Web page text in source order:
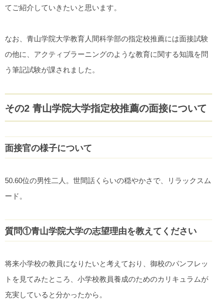
てご紹介していきたいと思います。
なお、青山学院大学教育人間科学部の指定校推薦には面接試験
の他に、アクティブラーニングのような教育に関する知識を問
う筆記試験が課されました。
その2 青山学院大学指定校推薦の面接について
面接官の様子について
50.60位の男性二人。世間話くらいの穏やかさで、リラックスム
ード。
質問①青山学院大学の志望理由を教えてください
将来小学校の教員になりたいと考えており、御校のパンフレッ
トを見てみたところ、小学校教員養成のためのカリキュラムが
充実していると分かったから。